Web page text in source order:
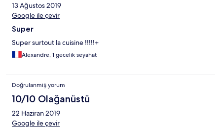
13 Ağustos 2019
Google ile çevir
Super
Super surtout la cuisine !!!!!+
Alexandre, 1 gecelik seyahat
Doğrulanmış yorum
10/10 Olağanüstü
22 Haziran 2019
Google ile çevir